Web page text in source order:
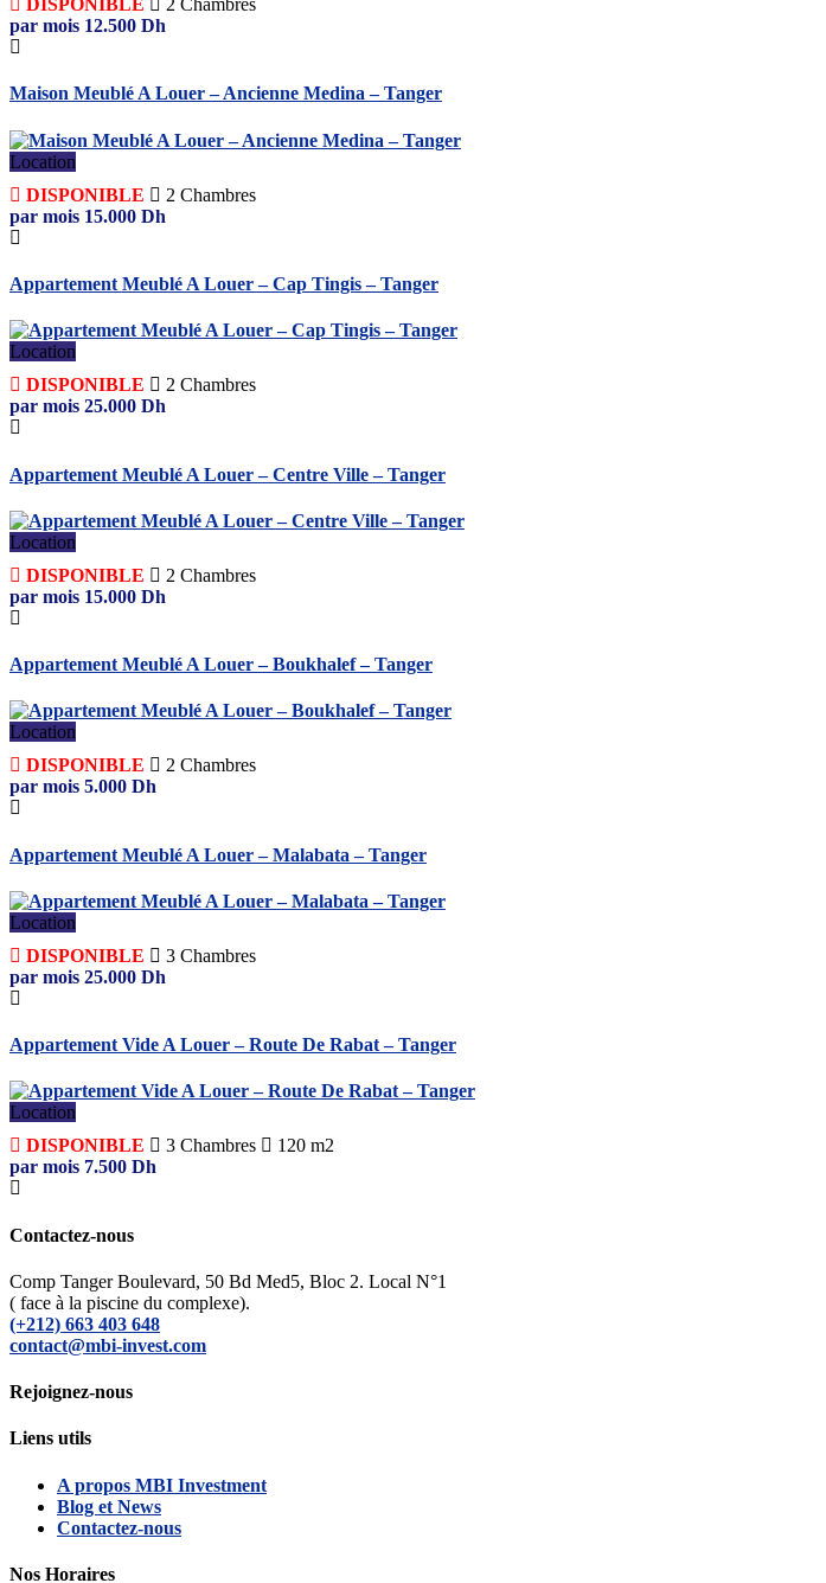
DISPONIBLE
2 Chambres
par mois 12.500 Dh
Maison Meublé A Louer – Ancienne Medina – Tanger
Location
DISPONIBLE
2 Chambres
par mois 15.000 Dh
Appartement Meublé A Louer – Cap Tingis – Tanger
Location
DISPONIBLE
2 Chambres
par mois 25.000 Dh
Appartement Meublé A Louer – Centre Ville – Tanger
Location
DISPONIBLE
2 Chambres
par mois 15.000 Dh
Appartement Meublé A Louer – Boukhalef – Tanger
Location
DISPONIBLE
2 Chambres
par mois 5.000 Dh
Appartement Meublé A Louer – Malabata – Tanger
Location
DISPONIBLE
3 Chambres
par mois 25.000 Dh
Appartement Vide A Louer – Route De Rabat – Tanger
Location
DISPONIBLE
3 Chambres
120 m2
par mois 7.500 Dh
Contactez-nous
Comp Tanger Boulevard, 50 Bd Med5, Bloc 2. Local N°1
( face à la piscine du complexe).
(+212) 663 403 648
contact@mbi-invest.com
Rejoignez-nous
Liens utils
A propos MBI Investment
Blog et News
Contactez-nous
Nos Horaires